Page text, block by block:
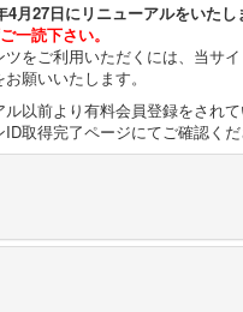
4月27日にリニューアルをいたし
一読下さい。
をご利用いただくには、当サ
願いいたします。
ル以前より有料会員登録をされ
取得完了ページにてご確認くだ